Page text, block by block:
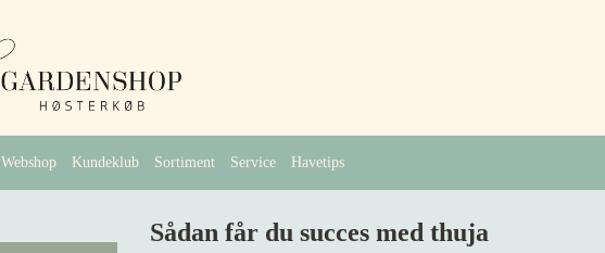
Webshop Kundeklub Sortiment Service Havetips
Sådan får du succes med thuja